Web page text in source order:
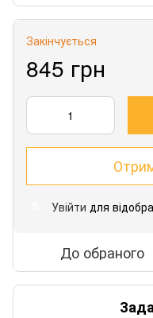
Закінчується
845 грн
Увійти для
До обраного